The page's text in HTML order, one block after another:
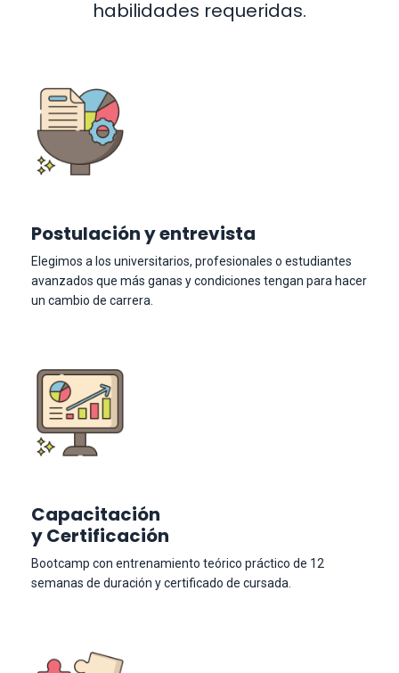
habilidades requeridas.
Postulación y entrevista
Elegimos a los universitarios, profesionales o estudiantes
avanzados que más ganas y condiciones tengan para hacer
un cambio de carrera.
Capacitación
y Certificación
Bootcamp con entrenamiento teórico práctico de 12
semanas de duración y certificado de cursada.